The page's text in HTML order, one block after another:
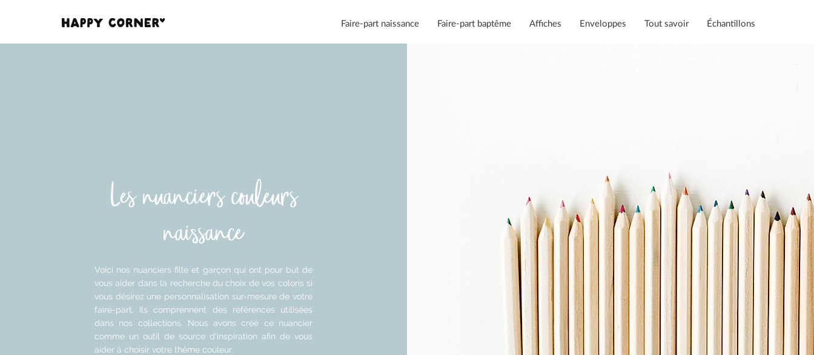
Faire-part naissance Faire-part baptême Affiches Enveloppes Tout savoir Échantillons
Les nuanciers couleurs
naissance
Voici nos nuanciers fille et garçon qui ont pour but de
vous aider dans la recherche du choix de vos coloris si
vous désirez une personnalisation sur-mesure de votre
faire-part. Ils comprennent des références utilisées
dans nos collections. Nous avons créé ce nuancier
comme un outil de source d'inspiration afin de vous
aider à choisir votre thème couleur.